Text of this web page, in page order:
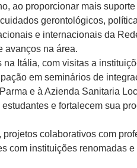
ao proporcionar mais
gerontológicos,
e internacionais da
avanços na área.
Itália, com visitas a
em seminários de
e à Azienda Sanitaria
e fortalecem sua
colaborativos com
com instituições renomadas